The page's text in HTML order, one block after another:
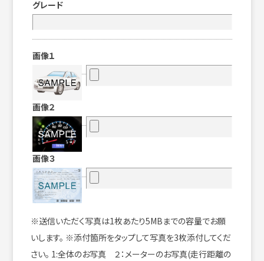
グレード
画像１
画像２
画像３
※送信いただく写真は1枚あたり5MBまでの容量でお願
いします。 ※添付箇所をタップして写真を3枚添付してくだ
さい。 1:全体のお写真 ２：メーターのお写真(走行距離の